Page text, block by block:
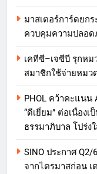
มาสเตอร์การ์ดยก
ควบคุมความปลอด
เคทีซี–เจซีบี รุกหม
สมาชิกใช้จ่ายหมว
PHOL คว้าคะแนน
“ดีเยี่ยม” ต่อเนื่อง
ธรรมาภิบาล โปร่ง
SINO ประกาศ
จากไตรมาสก่อน เ